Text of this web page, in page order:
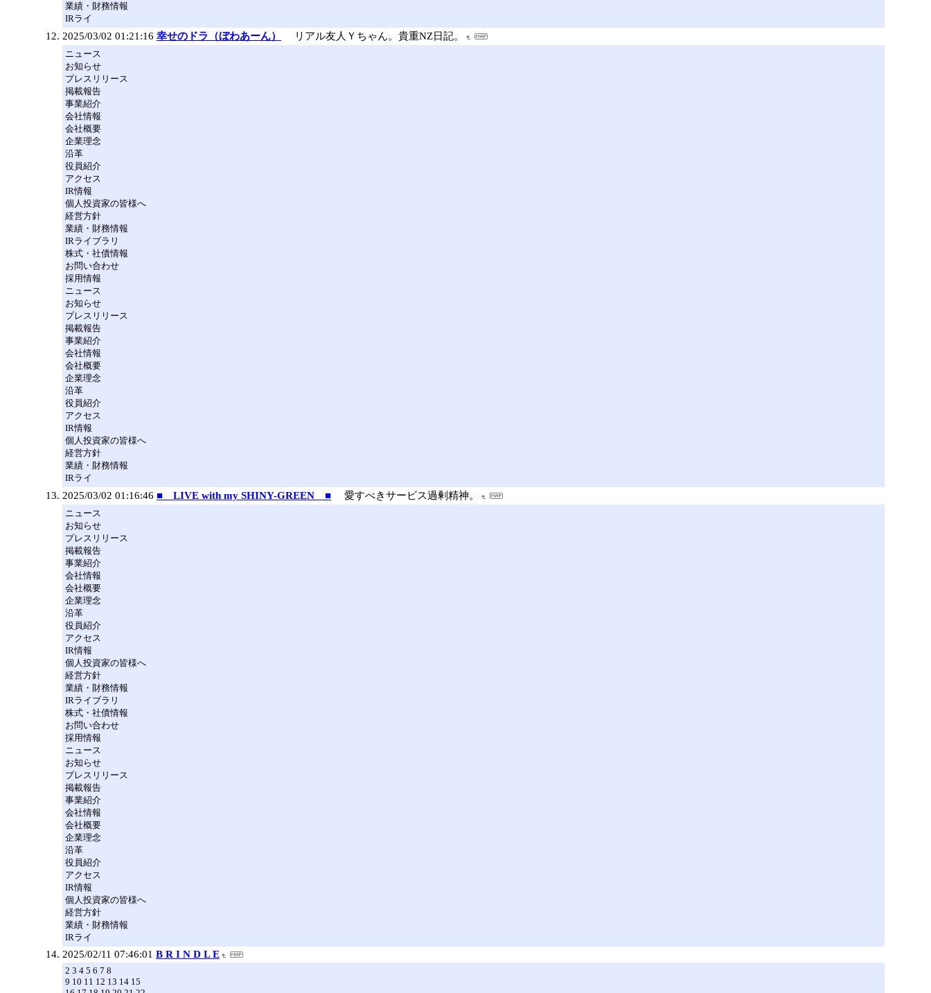
業績・財務情報
IRライ
2025/03/02 01:21:16 幸せのドラ（ぼわあーん） リアル友人Ｙちゃん。貴重NZ日記。
ニュース
お知らせ
プレスリリース
掲載報告
事業紹介
会社情報
会社概要
企業理念
沿革
役員紹介
アクセス
IR情報
個人投資家の皆様へ
経営方針
業績・財務情報
IRライブラリ
株式・社債情報
お問い合わせ
採用情報
ニュース
お知らせ
プレスリリース
掲載報告
事業紹介
会社情報
会社概要
企業理念
沿革
役員紹介
アクセス
IR情報
個人投資家の皆様へ
経営方針
業績・財務情報
IRライ
2025/03/02 01:16:46 ■ LIVE with my SHINY-GREEN ■ 愛すべきサービス過剰精神。
ニュース
お知らせ
プレスリリース
掲載報告
事業紹介
会社情報
会社概要
企業理念
沿革
役員紹介
アクセス
IR情報
個人投資家の皆様へ
経営方針
業績・財務情報
IRライブラリ
株式・社債情報
お問い合わせ
採用情報
ニュース
お知らせ
プレスリリース
掲載報告
事業紹介
会社情報
会社概要
企業理念
沿革
役員紹介
アクセス
IR情報
個人投資家の皆様へ
経営方針
業績・財務情報
IRライ
2025/02/11 07:46:01 B R I N D L E
2 3 4 5 6 7 8
9 10 11 12 13 14 15